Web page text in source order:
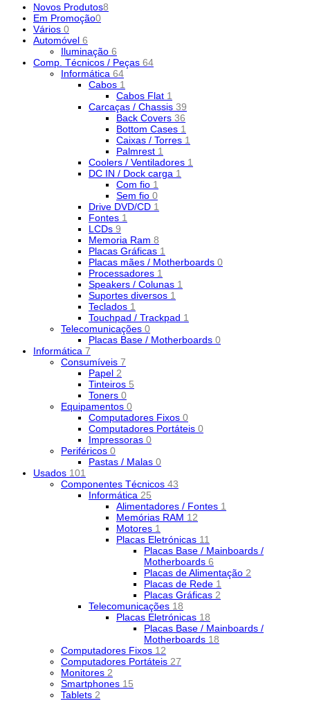
Novos Produtos8
Em Promoção0
Vários 0
Automóvel 6
Iluminação 6
Comp. Técnicos / Peças 64
Informática 64
Cabos 1
Cabos Flat 1
Carcaças / Chassis 39
Back Covers 36
Bottom Cases 1
Caixas / Torres 1
Palmrest 1
Coolers / Ventiladores 1
DC IN / Dock carga 1
Com fio 1
Sem fio 0
Drive DVD/CD 1
Fontes 1
LCDs 9
Memoria Ram 8
Placas Gráficas 1
Placas mães / Motherboards 0
Processadores 1
Speakers / Colunas 1
Suportes diversos 1
Teclados 1
Touchpad / Trackpad 1
Telecomunicações 0
Placas Base / Motherboards 0
Informática 7
Consumíveis 7
Papel 2
Tinteiros 5
Toners 0
Equipamentos 0
Computadores Fixos 0
Computadores Portáteis 0
Impressoras 0
Periféricos 0
Pastas / Malas 0
Usados 101
Componentes Técnicos 43
Informática 25
Alimentadores / Fontes 1
Memórias RAM 12
Motores 1
Placas Eletrónicas 11
Placas Base / Mainboards /
Motherboards 6
Placas de Alimentação 2
Placas de Rede 1
Placas Gráficas 2
Telecomunicações 18
Placas Eletrónicas 18
Placas Base / Mainboards /
Motherboards 18
Computadores Fixos 12
Computadores Portáteis 27
Monitores 2
Smartphones 15
Tablets 2